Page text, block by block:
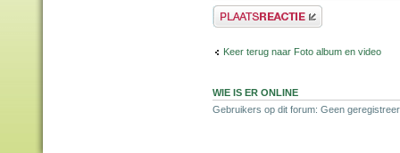
Plaats een reactie
Keer terug naar Foto album en video
WIE IS ER ONLINE
Gebruikers op dit forum: Geen